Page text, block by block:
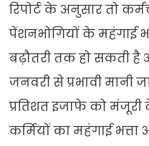
रिपोर्ट के अनुसार तो
पेंशनभोगियों के महंगाई
बढ़ौतरी तक हो सकती है
जनवरी से प्रभावी मानी
प्रतिशत इजाफे को मंजूरी
कर्मियों का महंगाई